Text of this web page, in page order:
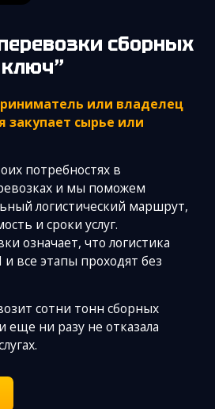
или владелец
закупает сырье или
потребностях в
и мы поможем
логистический маршрут,
и сроки услуг.
означает, что логистика
все этапы проходят без
сотни тонн сборных
еще ни разу не отказала